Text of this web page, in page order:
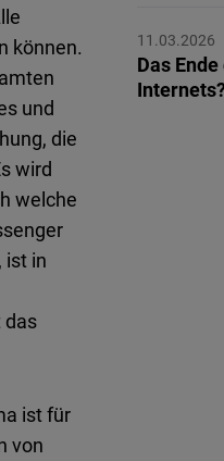
können.
und
die
wird
welche
ist in
das
ist für
von
11.03.2026
Das
Embed
Podigee
Embed
D.Vinci
Embed
Typeform